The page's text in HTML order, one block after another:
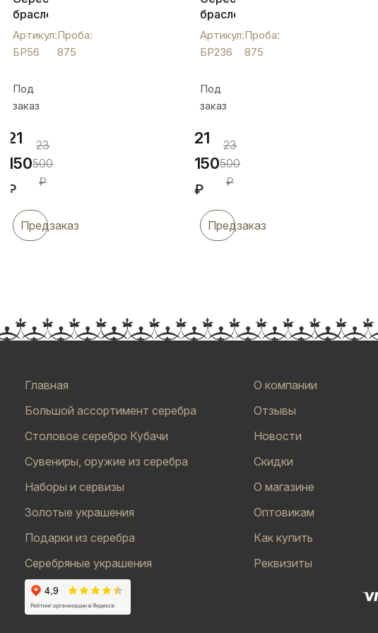
браслет
Кубачи
с
цветочным
БР56
Артикул:
БР56
Проба:
875
Под
заказ
21
150
₽
23
500
₽
Предзаказ
браслет
(Ag
875),
БР236
Артикул:
БР236
Проба:
875
Под
заказ
21
150
₽
23
500
₽
Предзаказ
Главная
Большой ассортимент серебра
Столовое серебро Кубачи
Сувениры, оружие из серебра
Наборы и сервизы
Золотые украшения
Подарки из серебра
Серебряные украшения
О компании
Отзывы
Новости
Скидки
О магазине
Оптовикам
Как купить
Реквизиты